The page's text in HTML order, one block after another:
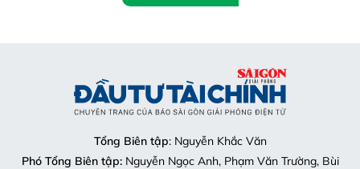
Tổng Biên tập: Nguyễn Khắc Văn
Phó Tổng Biên tập:Nguyễn Ngọc Anh, Phạm Văn Trường, Bùi